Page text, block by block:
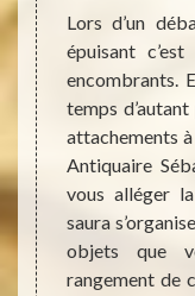
un
un
et
Lors d’un
épuisant
encombrants.
temps
attachements
Antiquaire
vous alléger
saura
objets que
rangement de